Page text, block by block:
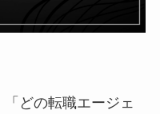
どの転職エージェ